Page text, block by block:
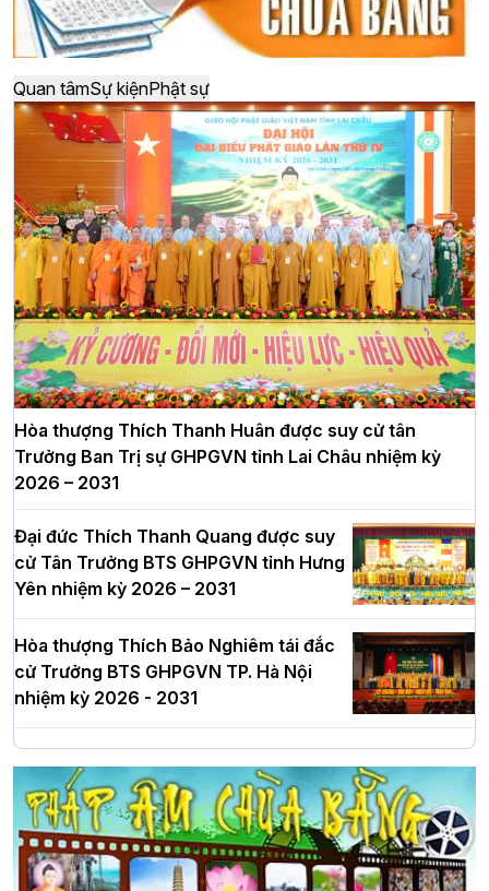
Quan tâmSự kiệnPhật sự
Hòa thượng Thích Thanh Huân được suy cử tân
Trưởng Ban Trị sự GHPGVN tỉnh Lai Châu nhiệm kỳ
2026 – 2031
Đại đức Thích Thanh Quang được suy
cử Tân Trưởng BTS GHPGVN tỉnh Hưng
Yên nhiệm kỳ 2026 – 2031
Hòa thượng Thích Bảo Nghiêm tái đắc
cử Trưởng BTS GHPGVN TP. Hà Nội
nhiệm kỳ 2026 - 2031
Hà Nội: Long trọng lễ khởi công xây
dựng Trung tâm văn hóa Phật giáo Thủ
đô